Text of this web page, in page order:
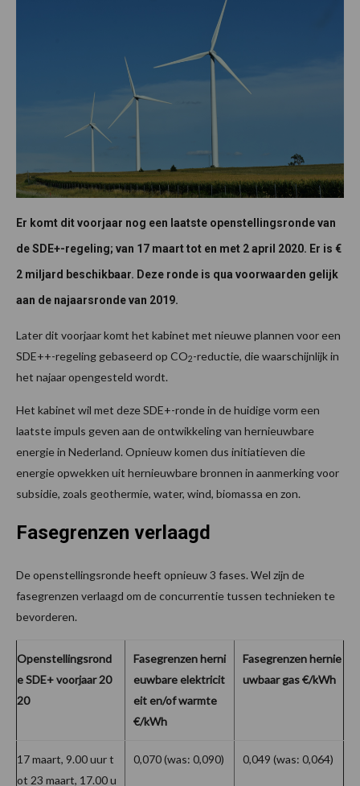
Er komt dit voorjaar nog een laatste openstellingsronde van
de SDE+-regeling; van 17 maart tot en met 2 april 2020. Er is €
2 miljard beschikbaar. Deze ronde is qua voorwaarden gelijk
aan de najaarsronde van 2019.
Later dit voorjaar komt het kabinet met nieuwe plannen voor een
SDE++-regeling gebaseerd op CO2-reductie, die waarschijnlijk in
het najaar opengesteld wordt.
Het kabinet wil met deze SDE+-ronde in de huidige vorm een
laatste impuls geven aan de ontwikkeling van hernieuwbare
energie in Nederland. Opnieuw komen dus initiatieven die
energie opwekken uit hernieuwbare bronnen in aanmerking voor
subsidie, zoals geothermie, water, wind, biomassa en zon.
Fasegrenzen verlaagd
De openstellingsronde heeft opnieuw 3 fases. Wel zijn de
fasegrenzen verlaagd om de concurrentie tussen technieken te
bevorderen.
Openstellingsrond
e SDE+ voorjaar 20
20
Fasegrenzen herni
euwbare elektricit
eit en/of warmte
€/kWh
Fasegrenzen hernie
uwbaar gas €/kWh
17 maart, 9.00 uur t
ot 23 maart, 17.00 u
0,070 (was: 0,090) 0,049 (was: 0,064)